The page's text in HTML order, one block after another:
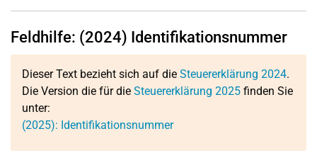
Feldhilfe: (2024) Identifikationsnummer
Dieser Text bezieht sich auf die Steuererklärung 2024.
Die Version die für die Steuererklärung 2025 finden Sie
unter:
(2025): Identifikationsnummer